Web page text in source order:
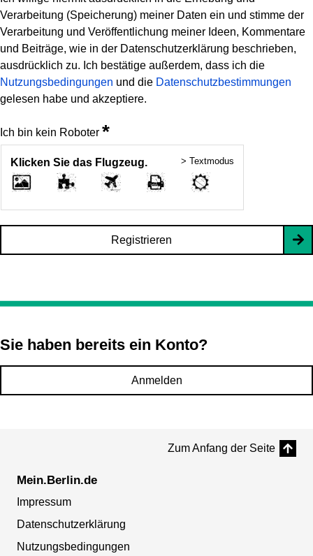
Verarbeitung (Speicherung) meiner Daten ein und stimme der
Verarbeitung und Veröffentlichung meiner Ideen, Kommentare
und Beiträge, wie in der Datenschutzerklärung beschrieben,
ausdrücklich zu. Ich bestätige außerdem, dass ich die
Nutzungsbedingungen und die Datenschutzbestimmungen
gelesen habe und akzeptiere.
Ich bin kein Roboter *
Klicken Sie das Flugzeug. > Textmodus
Registrieren
Sie haben bereits ein Konto?
Anmelden
Zum Anfang der Seite
Mein.Berlin.de
Impressum
Datenschutzerklärung
Nutzungsbedingungen